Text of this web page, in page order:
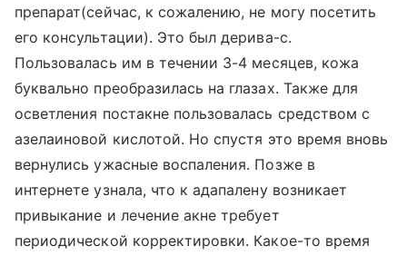
препарат(сейчас, к сожалению, не могу посетить
его консультации). Это был дерива-с.
Пользовалась им в течении 3-4 месяцев, кожа
буквально преобразилась на глазах. Также для
осветления постакне пользовалась средством с
азелаиновой кислотой. Но спустя это время вновь
вернулись ужасные воспаления. Позже в
интернете узнала, что к адапалену возникает
привыкание и лечение акне требует
периодической корректировки. Какое-то время